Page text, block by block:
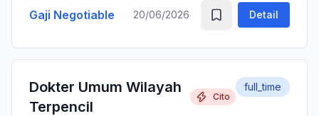
Gaji Negotiable 20/06/2026 Detail
Dokter Umum Wilayah
Terpencil
Cito
full_time